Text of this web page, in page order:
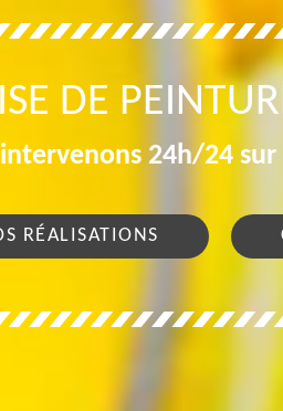
DE
24h/24
RÉALISATIONS